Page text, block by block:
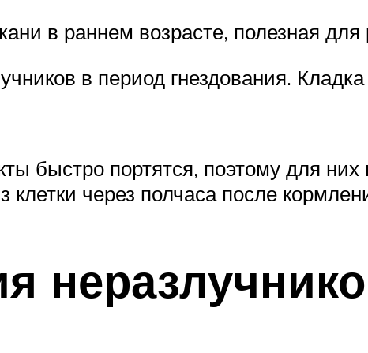
в раннем возрасте, полезная
в период гнездования.
быстро портятся, поэтому для них
через полчаса после